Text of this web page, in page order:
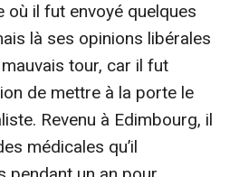
où il fut envoyé quelques
là ses opinions libérales
tour, car il fut
de mettre à la porte le
Revenu à Edimbourg, il
médicales qu’il